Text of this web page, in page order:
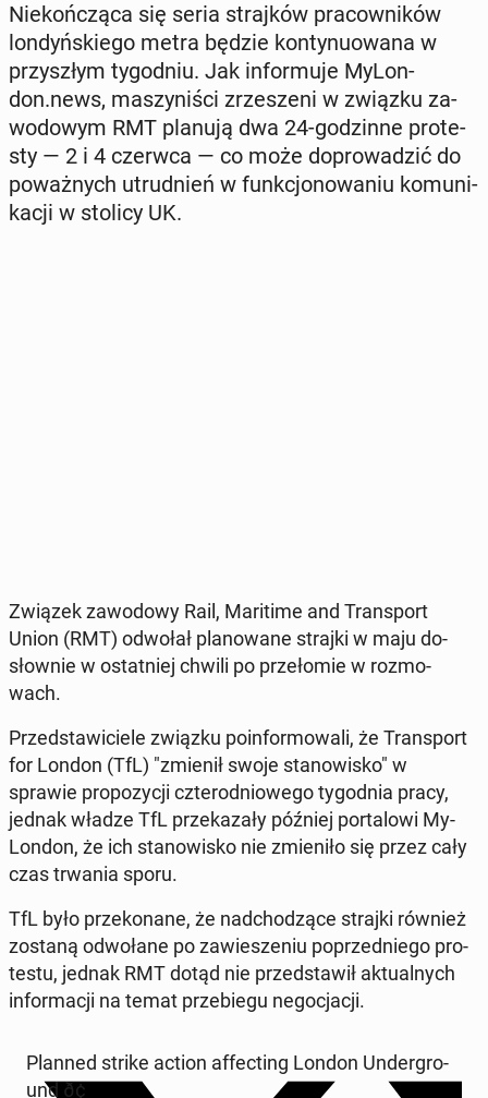
Nie­koń­czą­ca się seria straj­ków pra­cow­ni­ków
lon­dyń­skie­go metra będzie kon­ty­nu­owa­na w
przy­szłym ty­go­dniu. Jak in­for­mu­je My­Lon­
don.news, ma­szy­ni­ści zrze­sze­ni w związku za­
wo­do­wym RMT planują dwa 24-go­dzin­ne pro­te­
sty — 2 i 4 czerwca — co może do­pro­wa­dzić do
po­waż­nych utrud­nień w funk­cjo­no­wa­niu ko­mu­ni­
ka­cji w stolicy UK.
Związek za­wo­do­wy Rail, Ma­ri­ti­me and Trans­port
Union (RMT) odwołał pla­no­wa­ne strajki w maju do­
słow­nie w ostat­niej chwili po prze­ło­mie w roz­mo­
wach.
Przed­sta­wi­cie­le związku po­in­for­mo­wa­li, że Trans­port
for London (TfL) "zmienił swoje sta­no­wi­sko" w
sprawie pro­po­zy­cji czte­ro­dnio­we­go ty­go­dnia pracy,
jednak władze TfL prze­ka­za­ły później por­ta­lo­wi My­
Lon­don, że ich sta­no­wi­sko nie zmie­ni­ło się przez cały
czas trwania sporu.
TfL było prze­ko­na­ne, że nad­cho­dzą­ce strajki również
zostaną od­wo­ła­ne po za­wie­sze­niu po­przed­nie­go pro­
te­stu, jednak RMT dotąd nie przed­sta­wił ak­tu­al­nych
in­for­ma­cji na temat prze­bie­gu ne­go­cja­cji.
Planned strike action af­fec­ting London Un­der­gro­
und ð¢